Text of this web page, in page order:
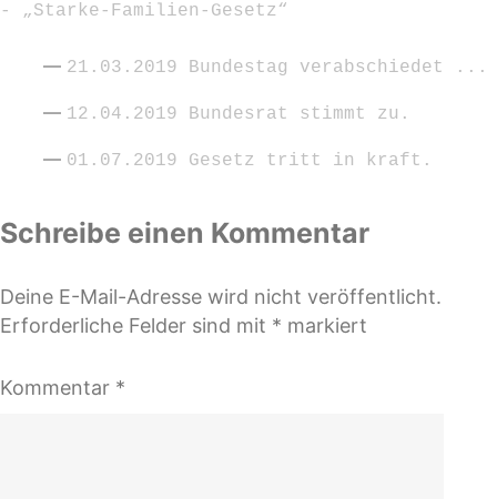
- „Starke-Familien-Gesetz“
21.03.2019 Bundestag verabschiedet ...
12.04.2019 Bundesrat stimmt zu.
01.07.2019 Gesetz tritt in kraft.
Schreibe einen Kommentar
Deine E-Mail-Adresse wird nicht veröffentlicht.
Erforderliche Felder sind mit * markiert
Kommentar *